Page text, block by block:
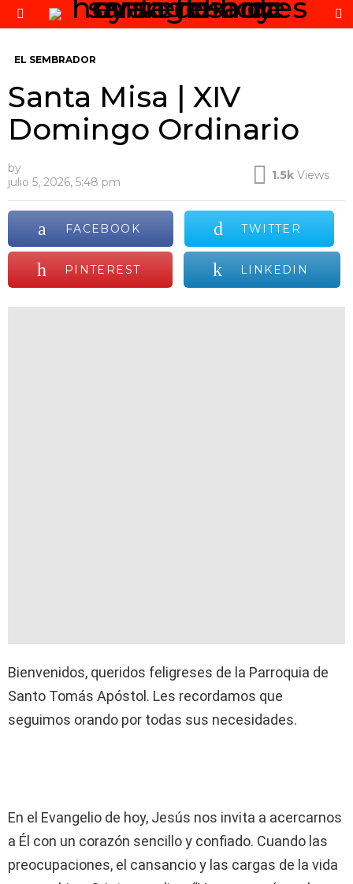
Menu
EL SEMBRADOR
Santa Misa | XIV
Domingo Ordinario
by
julio 5, 2026, 5:48 pm
1.5k Views
FACEBOOK TWITTER
PINTEREST LINKEDIN
Bienvenidos, queridos feligreses de la Parroquia de
Santo Tomás Apóstol. Les recordamos que
seguimos orando por todas sus necesidades.
En el Evangelio de hoy, Jesús nos invita a acercarnos
a Él con un corazón sencillo y confiado. Cuando las
preocupaciones, el cansancio y las cargas de la vida